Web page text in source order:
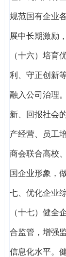
规范国有企业
展中长期激励
（十六）培育
利、守正创新
融入公司治理
新、回报社会
产经营、员工
商会联合高校
国企业形象，
七、优化企业
（十七）健全
合监管，增强
信息化水平。